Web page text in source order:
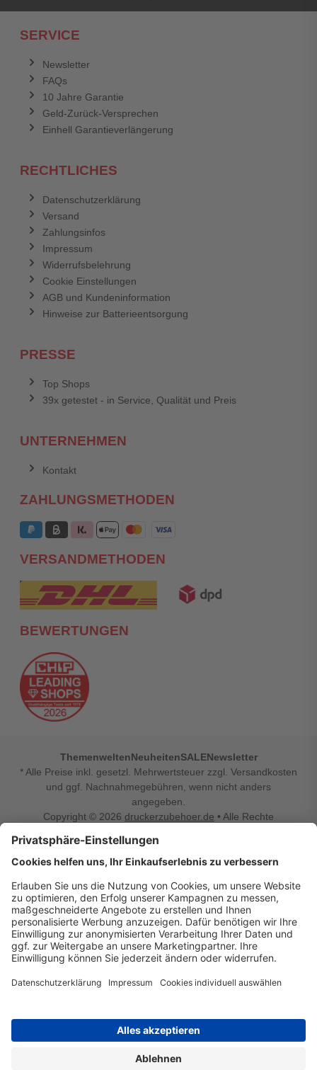
SERVICE
Newsletter
FAQs
10 Jahre Garantie
Geld-Zurück-Versprechen
Einhell Garantieverlängerung
RECHTLICHES
Datenschutzerklärung
Versand
Zahlungsinfos
Impressum
Widerrufsbelehrung
Cookie Einstellungen
AGB und Kundeninformation
Hinweise zur Batterieentsorgung
PRESSE
Top Shops
39x getestet - in Service, Qualität und Preis
UNTERNEHMEN
Kontakt
ZAHLUNGSMETHODEN
VERSANDMETHODEN
BEWERTUNGEN
ThemenweltenNeuheitenSALENewsletter
* Alle Preise inkl. gesetzl. Mehrwertsteuer zzgl. Versandkosten
und ggf. Nachnahmegebühren, wenn nicht anders
angegeben.
Copyright © 2026 druckerzubehoer.de • Alle Rechte
Vertrag widerrufen
Druckerzubehoer.de – preiswerte Qualität für Ihr Office
Sie sind auf der Suche nach dem passenden Druckerzubehör
oder Zubehör für das Büro, den Computer oder Ihr
Smartphone? Dann sind Sie bei Druckerzubehoer.de genau
richtig! Unser breites Sortiment bietet unter anderem Tinte
und Toner für alle gängigen Druckermodelle – großer sowie
kleiner Hersteller. Zugleich sind wir Ihr Online Fachhandel für
einrichten, die Werkstatt ausstatten oder den Alltag mit
was Ihren Arbeitsplatz noch komfortabler macht, finden Sie
bei uns auch Bastelspaß, Schulbedarf, Beleuchtung,
für die ganze Familie. Entdecken Sie günstige Angebote und